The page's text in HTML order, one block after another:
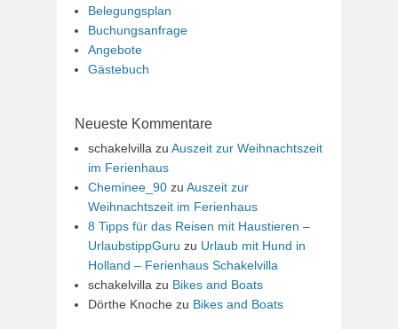
Belegungsplan
Buchungsanfrage
Angebote
Gästebuch
Neueste Kommentare
schakelvilla zu Auszeit zur Weihnachtszeit
im Ferienhaus
Cheminee_90 zu Auszeit zur
Weihnachtszeit im Ferienhaus
8 Tipps für das Reisen mit Haustieren –
UrlaubstippGuru zu Urlaub mit Hund in
Holland – Ferienhaus Schakelvilla
schakelvilla zu Bikes and Boats
Dörthe Knoche zu Bikes and Boats